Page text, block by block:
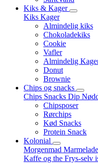
Kiks & Kager
Kiks Kager
Almindelig kiks
Chokoladekiks
Cookie
Vafler
Almindelig
Donut
Brownie
Chips og snacks
Chips Snacks Dip
Chipsposer
Rørchips
Kød Snacks
Protein Snack
Kolonial
Morgenmad
Kaffe og the Frys-selv